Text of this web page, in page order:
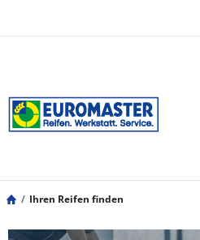
Ihren Reifen finden